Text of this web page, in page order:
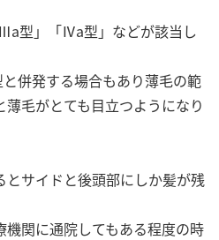
型」「Ⅳa型」などが該当し
併発する場合もあり薄毛の範
毛がとても目立つようになり
サイドと後頭部にしか髪が残
関に通院してもある程度の時